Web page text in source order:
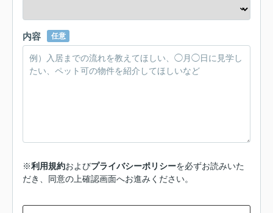
内容 任意
※利用規約およびプライバシーポリシーを必ずお読みいた
だき、同意の上確認画面へお進みください。